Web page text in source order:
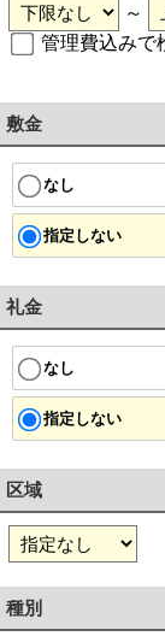
～
管理費込みで
敷金
なし
指定しない
礼金
なし
指定しない
区域
種別